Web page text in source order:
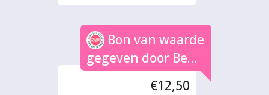
Bon van waarde
gegeven door Ben
Elzebroek
€12,50